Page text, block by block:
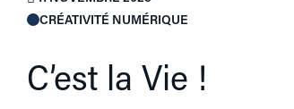
CRÉATIVITÉ NUMÉRIQUE
C’est la Vie !